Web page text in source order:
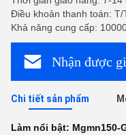
Điều khoản thanh toán: T/
Khả năng cung cấp:
Nhận được
Chi tiết sản phẩm
Làm nổi bật: Mgmn150-